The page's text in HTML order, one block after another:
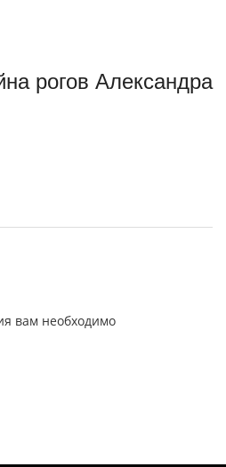
рогов Александра
вам необходимо